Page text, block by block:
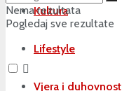
Kultura
Lifestyle
Vjera i duhovnost
Nema rezultata
Pogledaj sve rezultate